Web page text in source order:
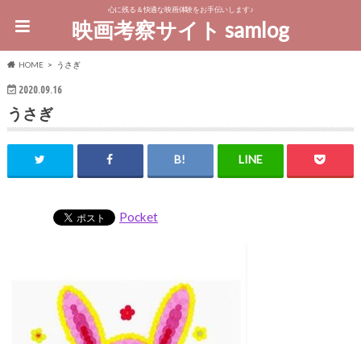
心に残る＆快適な映画体験をお手伝いします♪
映画考察サイト samlog
HOME うさぎ
2020.09.16
うさぎ
Pocket